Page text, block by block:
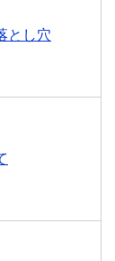
とし穴